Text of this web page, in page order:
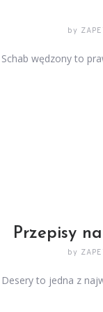
by
Schab wędzony to
Przepisy
by
Desery to jedna z